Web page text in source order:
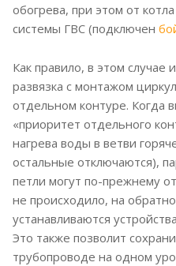
обогрева, при этом от
системы ГВС (подключен
Как правило, в этом случае
развязка с монтажом
отдельном контуре. Когда
«приоритет отдельного
нагрева воды в ветви
остальные отключаются),
петли могут по-прежнему
не происходило, на
устанавливаются
Это также позволит
трубопроводе на одном